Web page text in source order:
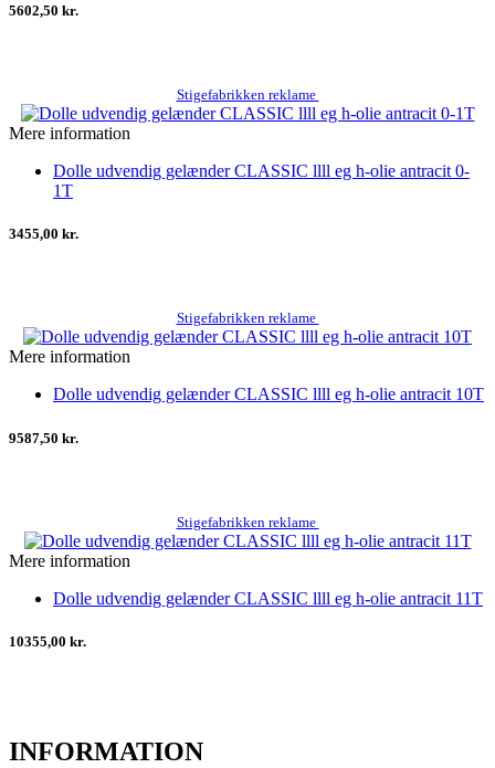
5602,50 kr.
Stigefabrikken reklame
Mere information
Dolle udvendig gelænder CLASSIC llll eg h-olie antracit 0-
1T
3455,00 kr.
Stigefabrikken reklame
Mere information
Dolle udvendig gelænder CLASSIC llll eg h-olie antracit 10T
9587,50 kr.
Stigefabrikken reklame
Mere information
Dolle udvendig gelænder CLASSIC llll eg h-olie antracit 11T
10355,00 kr.
INFORMATION